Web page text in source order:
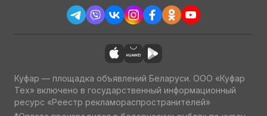
Куфар — площадка объявлений Беларуси. ООО «Куфар
Тех» включено в государственный информационный
ресурс «Реестр рекламораспространителей»